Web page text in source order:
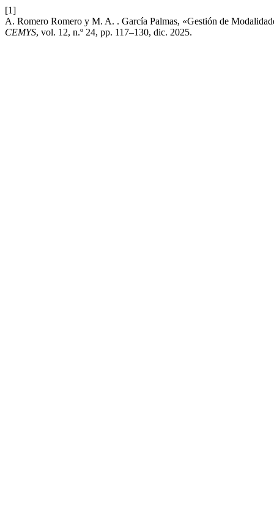
[1]
A. Romero Romero y M. A. . García Palmas, «Gestión de
CEMYS, vol. 12, n.º 24, pp. 117–130, dic. 2025.